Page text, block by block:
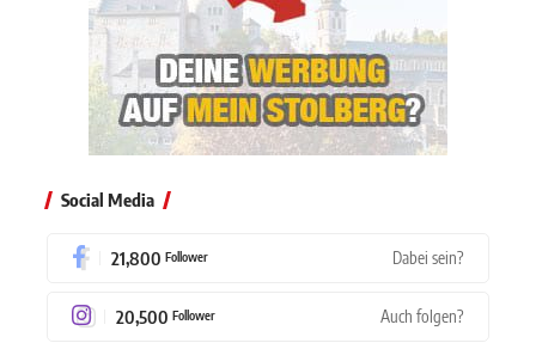
Social Media
21,800 Follower Dabei sein?
20,500 Follower Auch folgen?